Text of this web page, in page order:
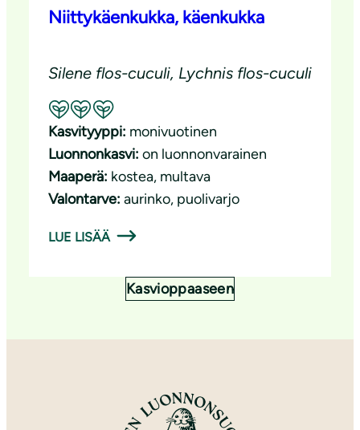
Niittykäenkukka, käenkukka
Silene flos-cuculi, Lychnis flos-cuculi
Suositeltavuus: Erinomainen pölyttäjäkasvi
Kasvityyppi: monivuotinen
Luonnonkasvi: on luonnonvarainen
Maaperä: kostea, multava
Valontarve: aurinko, puolivarjo
LUE LISÄÄ
Kasvioppaaseen